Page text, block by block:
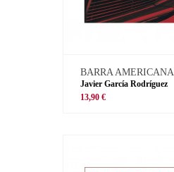
BARRA AMERICANA
Javier García Rodríguez
13,90 €